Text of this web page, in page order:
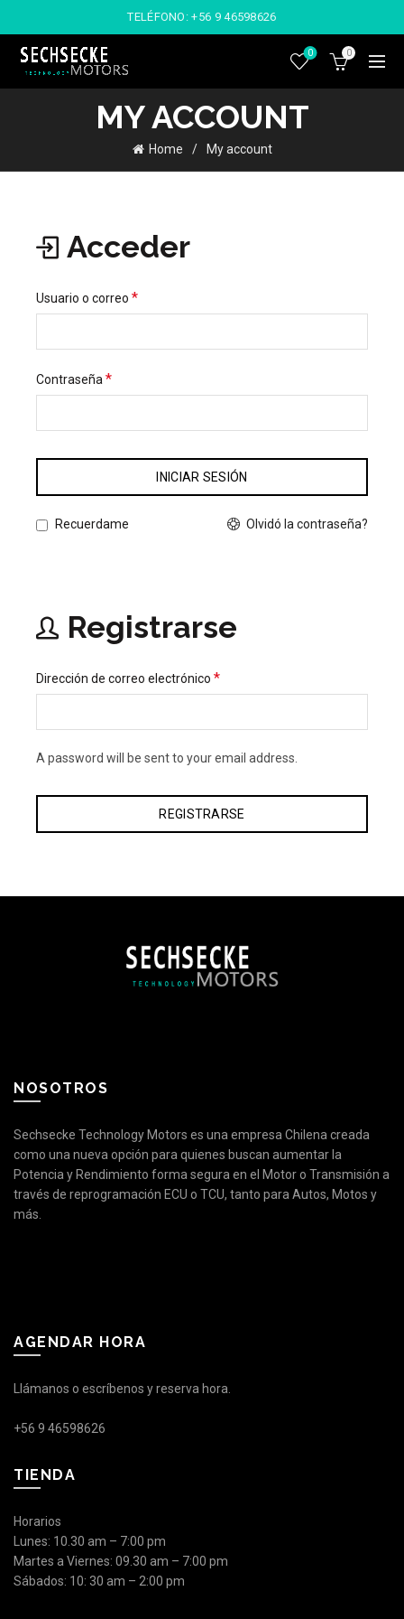
TELÉFONO:+56 9 46598626
0 0
MY ACCOUNT
Home My account
Acceder
Usuario o correo *
Contraseña *
INICIAR SESIÓN
Olvidó la contraseña?
Recuerdame
Registrarse
Dirección de correo electrónico *
A password will be sent to your email address.
REGISTRARSE
NOSOTROS
Sechsecke Technology Motors es una empresa Chilena creada
como una nueva opción para quienes buscan aumentar la
Potencia y Rendimiento forma segura en el Motor o Transmisión a
través de reprogramación ECU o TCU, tanto para Autos, Motos y
más.
AGENDAR HORA
Llámanos o escríbenos y reserva hora.
+56 9 46598626
TIENDA
Horarios
Lunes: 10.30 am – 7:00 pm
Martes a Viernes: 09.30 am – 7:00 pm
Sábados: 10: 30 am – 2:00 pm